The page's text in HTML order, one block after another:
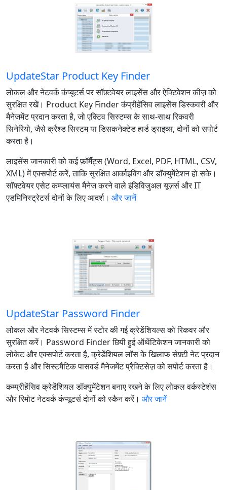
UpdateStar Product Key Finder
लोकल और नेटवर्क कंप्यूटर्स पर सॉफ़्टवेयर लाइसेंस और ऐक्टिवेशन कीज़ को
सुरक्षित रखें। Product Key Finder कंप्रीहेंसिव लाइसेंस डिस्कवरी और
मैनेजमेंट प्रदान करता है, जो एक्टिव सिस्टम्स के साथ‑साथ रिकवरी
सिनेरियो, जैसे क्रैश्ड सिस्टम या डिसकनेक्टेड हार्ड ड्राइव्स, दोनों को सपोर्ट
करता है।
लाइसेंस जानकारी को कई फ़ॉर्मैट्स (Word, Excel, PDF, HTML, CSV,
XML) में एक्सपोर्ट करें, ताकि सुरक्षित आर्काइविंग और डॉक्युमेंटेशन हो सके।
सॉफ़्टवेयर एसेट कम्प्लायंस मैनेज करने वाले इंडिविजुअल यूज़र्स और IT
एडमिनिस्ट्रेटर्स दोनों के लिए आदर्श। और जानें
UpdateStar Password Finder
लोकल और नेटवर्क सिस्टम्स में स्टोर की गई क्रेडेंशियल्स को रिकवर और
सुरक्षित करें। Password Finder छिपी हुई ऑथेंटिकेशन जानकारी को
लोकेट और एक्सपोर्ट करता है, क्रेडेंशियल लॉस के खिलाफ सेफ़्टी नेट प्रदान
करता है और सिस्टमैटिक पासवर्ड मैनेजमेंट प्रैक्टिसेज़ को सपोर्ट करता है।
कम्प्रीहेंसिव क्रेडेंशियल डॉक्युमेंटेशन बनाए रखने के लिए लोकल वर्कस्टेशंस
और रिमोट नेटवर्क कंप्यूटर्स दोनों को स्कैन करें। और जानें